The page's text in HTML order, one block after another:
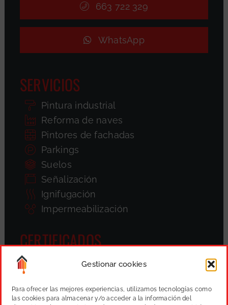
Gestionar cookies
Para ofrecer las mejores experiencias, utilizamos tecnologías como
las cookies para almacenar y/o acceder a la información del
663 722 329
WhatsApp
SERVICIOS
Pintura industrial
Reforma de naves
Pintores de fachadas
Parkings
Suelos
Señalización
Ignifugación
Impermeabilización
CERTIFICADOS